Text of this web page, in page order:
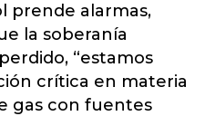
prende alarmas,
la soberanía
“estamos
crítica en materia
gas con fuentes